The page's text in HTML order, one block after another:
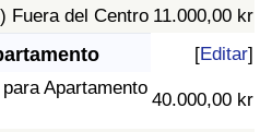
Fuera del Centro 11.000,00 kr
[Editar]
Apartamento
40.000,00 kr